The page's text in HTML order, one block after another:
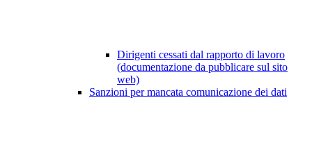
Dirigenti cessati dal rapporto di lavoro
(documentazione da pubblicare sul sito
web)
Sanzioni per mancata comunicazione dei dati